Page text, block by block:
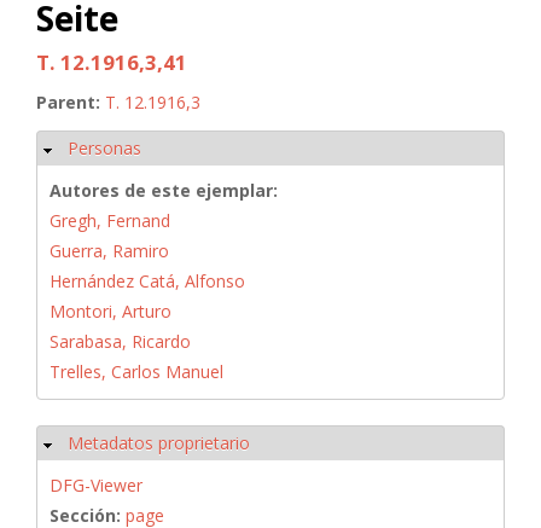
Seite
T. 12.1916,3,41
Parent: T. 12.1916,3
Ocultar
Personas
Autores de este ejemplar:
Gregh, Fernand
Guerra, Ramiro
Hernández Catá, Alfonso
Montori, Arturo
Sarabasa, Ricardo
Trelles, Carlos Manuel
Ocultar
Metadatos proprietario
DFG-Viewer
Sección: page